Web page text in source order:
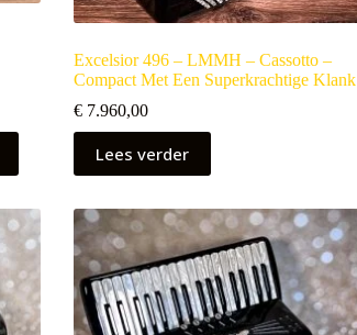
Excelsior 496 – LMMH – Cassotto –
Compact Met Een Superkrachtige Klank
€7.960,00
Lees verder